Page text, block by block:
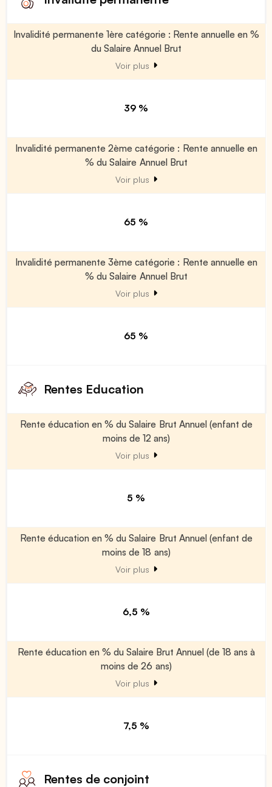
Invalidité permanente 1ère catégorie : Rente annuelle en %
du Salaire Annuel Brut
Voir plus
39 %
Invalidité permanente 2ème catégorie : Rente annuelle en
% du Salaire Annuel Brut
Voir plus
65 %
Invalidité permanente 3ème catégorie : Rente annuelle en
% du Salaire Annuel Brut
Voir plus
65 %
Rentes Education
Rente éducation en % du Salaire Brut Annuel (enfant de
moins de 12 ans)
Voir plus
5 %
Rente éducation en % du Salaire Brut Annuel (enfant de
moins de 18 ans)
Voir plus
6,5 %
Rente éducation en % du Salaire Brut Annuel (de 18 ans à
moins de 26 ans)
Voir plus
7,5 %
Rentes de conjoint